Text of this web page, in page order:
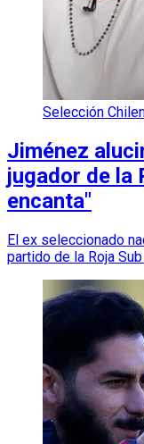
Selección
Jiménez
jugador de la
encanta"
El ex seleccionado
partido de la Roja